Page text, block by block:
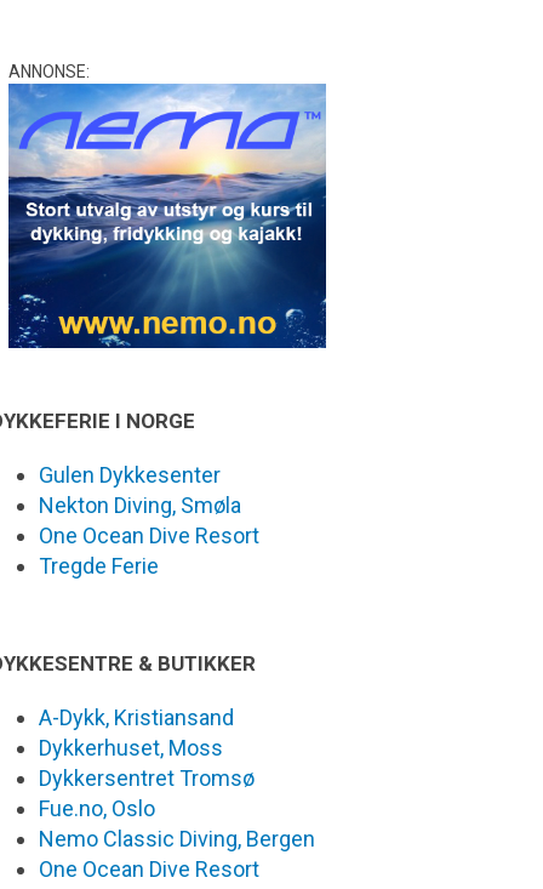
ANNONSE:
I NORGE
Gulen Dykkesenter
Nekton Diving, Smøla
One Ocean Dive Resort
Tregde Ferie
& BUTIKKER
A-Dykk, Kristiansand
Dykkerhuset, Moss
Dykkersentret Tromsø
Fue.no, Oslo
Nemo Classic Diving, Bergen
One Ocean Dive Resort